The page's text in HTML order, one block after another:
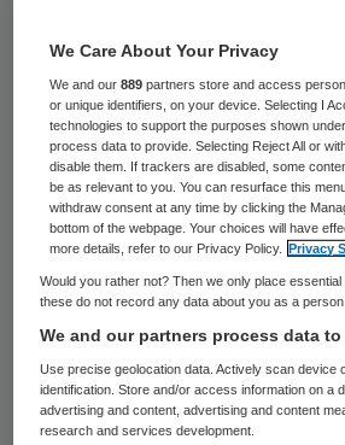
hem bevolen. Volgens de
psycholoog niet in staat op
wijze zijn praktijk te voeren.
Patiëntveiligheid
De IGZ constateerde dat Tjebbes
volgens richtlijnen en protocollen.
dossiervoering is niet orde.
patiëntveiligheid onvoldoende
inspectie.
Bevel IGZ
We Care About Your Privacy
We and our889 partners store and access
or unique identifiers, on your device. Selecting I
technologies to support the purposes shown
process data to provide. Selecting Reject All or
disable them. If trackers are disabled, some
be as relevant to you. You can resurface this
withdraw consent at any time by clicking the
bottom of the webpage. Your choices will have
more details, refer to our Privacy Policy.
Privacy
Would you rather not? Then we only place essential
these do not record any data about you as a person
We and our partners process data
Use precise geolocation data. Actively scan device
identification. Store and/or access information on a
advertising and content, advertising and content
research and services development.